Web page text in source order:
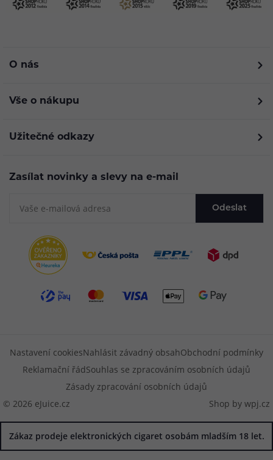
O nás
Vše o nákupu
Užitečné odkazy
Zasílat novinky a slevy na e-mail
Odeslat
© 2026 eJuice.cz
Nastavení cookiesNahlásit závadný obsahObchodní podmínky
Reklamační řádSouhlas se zpracováním osobních údajů
Zásady zpracování osobních údajů
Shop by wpj.cz
Zákaz prodeje elektronických cigaret osobám mladším 18 let.